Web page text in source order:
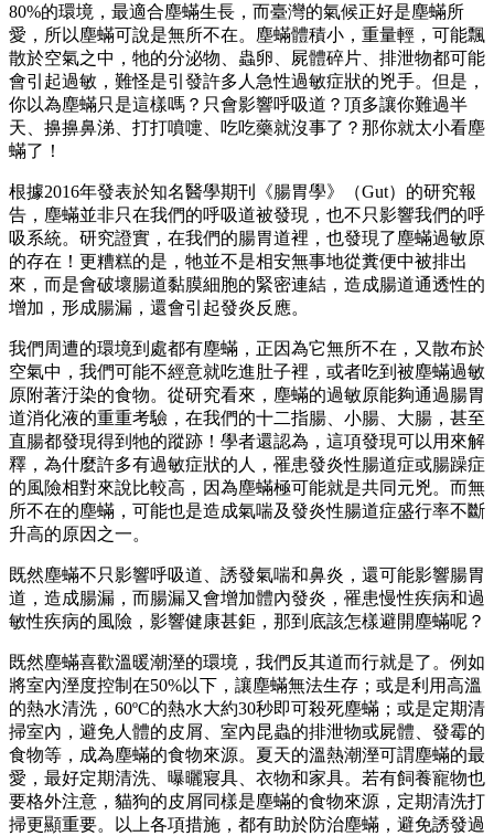
80%的環境，最適合塵蟎生長，而臺灣的氣候正好是塵蟎所
愛，所以塵蟎可說是無所不在。塵蟎體積小，重量輕，可能飄
散於空氣之中，牠的分泌物、蟲卵、屍體碎片、排泄物都可能
會引起過敏，難怪是引發許多人急性過敏症狀的兇手。但是，
你以為塵蟎只是這樣嗎？只會影響呼吸道？頂多讓你難過半
天、擤擤鼻涕、打打噴嚏、吃吃藥就沒事了？那你就太小看塵
蟎了！
根據2016年發表於知名醫學期刊《腸胃學》（Gut）的研究報
告，塵蟎並非只在我們的呼吸道被發現，也不只影響我們的呼
吸系統。研究證實，在我們的腸胃道裡，也發現了塵蟎過敏原
的存在！更糟糕的是，牠並不是相安無事地從糞便中被排出
來，而是會破壞腸道黏膜細胞的緊密連結，造成腸道通透性的
增加，形成腸漏，還會引起發炎反應。
我們周遭的環境到處都有塵蟎，正因為它無所不在，又散布於
空氣中，我們可能不經意就吃進肚子裡，或者吃到被塵蟎過敏
原附著汙染的食物。從研究看來，塵蟎的過敏原能夠通過腸胃
道消化液的重重考驗，在我們的十二指腸、小腸、大腸，甚至
直腸都發現得到牠的蹤跡！學者還認為，這項發現可以用來解
釋，為什麼許多有過敏症狀的人，罹患發炎性腸道症或腸躁症
的風險相對來說比較高，因為塵蟎極可能就是共同元兇。而無
所不在的塵蟎，可能也是造成氣喘及發炎性腸道症盛行率不斷
升高的原因之一。
既然塵蟎不只影響呼吸道、誘發氣喘和鼻炎，還可能影響腸胃
道，造成腸漏，而腸漏又會增加體內發炎，罹患慢性疾病和過
敏性疾病的風險，影響健康甚鉅，那到底該怎樣避開塵蟎呢？
既然塵蟎喜歡溫暖潮溼的環境，我們反其道而行就是了。例如
將室內溼度控制在50%以下，讓塵蟎無法生存；或是利用高溫
的熱水清洗，60ºC的熱水大約30秒即可殺死塵蟎；或是定期清
掃室內，避免人體的皮屑、室內昆蟲的排泄物或屍體、發霉的
食物等，成為塵蟎的食物來源。夏天的溫熱潮溼可謂塵蟎的最
愛，最好定期清洗、曝曬寢具、衣物和家具。若有飼養寵物也
要格外注意，貓狗的皮屑同樣是塵蟎的食物來源，定期清洗打
掃更顯重要。以上各項措施，都有助於防治塵蟎，避免誘發過